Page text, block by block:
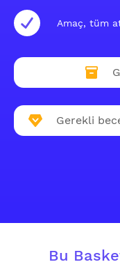
Amaç, tüm
Gerekli
Bu